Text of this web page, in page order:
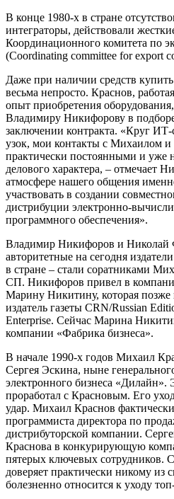
В конце 1980-х в стране
интеграторы, действовали
Координационного комитета по
(Coordinating committee for export
Даже при наличии средств
весьма непросто. Краснов,
опыт приобретения
Владимиру Никифорову в
заключении контракта. «Круг
узок, мои контакты с Михаилом
практически постоянными и уже
делового характера, – отмечает
атмосфере нашего общения
участвовать в создании
дистрибуции электронно-
программного обеспечения».
Владимир Никифоров и Николай
авторитетные на сегодня
в стране – стали соратниками
СП. Никифоров привел в
Марину Никитину, которая позже
издатель газеты CRN/Russian
Enterprise. Сейчас Марина
компании «Фабрика бизнеса».
В начале 1990-х годов Михаил
Сергея Эскина, ныне
электронного бизнеса «Дилайн».
проработал с Красновым. Его
удар. Михаил Краснов
программиста директора по
дистрибуторской компании.
Краснова в конкурирующую
пятерых ключевых сотрудников.
доверяет практически никому из
болезненно относится к уходу